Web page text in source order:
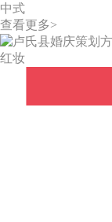
中式
查看更多>
红妆